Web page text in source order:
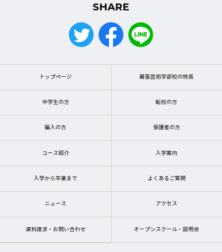
SHARE
トップページ 幕張芸術学部校の特長
中学生の方 転校の方
編入の方 保護者の方
コース紹介 入学案内
入学から卒業まで よくあるご質問
ニュース アクセス
資料請求・お問い合わせ オープンスクール・説明会